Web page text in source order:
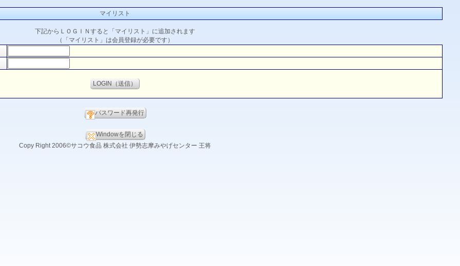
マイリスト
下記からＬＯＧＩＮすると「マイリスト」に追加されます
（「マイリスト」は会員登録が必要です）
パスワード再発行
Windowを閉じる
Copy Right 2006©サコウ食品 株式会社 伊勢志摩みやげセンター 王将